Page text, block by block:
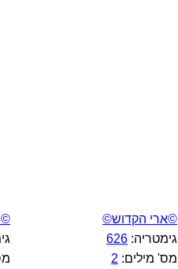
©ארי הקדוש©
גימטריה: 626
מס' מילים: 2